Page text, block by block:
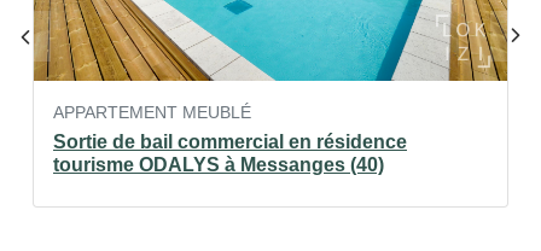
APPARTEMENT MEUBLÉ
Sortie de bail commercial en résidence
tourisme ODALYS à Messanges (40)